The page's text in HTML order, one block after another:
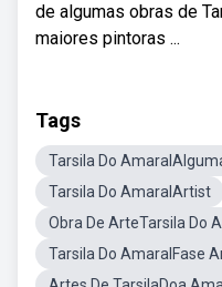
de algumas obras de
maiores pintoras ...
Tags
Tarsila Do
Tarsila Do AmaralArtist
Obra De ArteTarsila Do
Tarsila Do AmaralFase